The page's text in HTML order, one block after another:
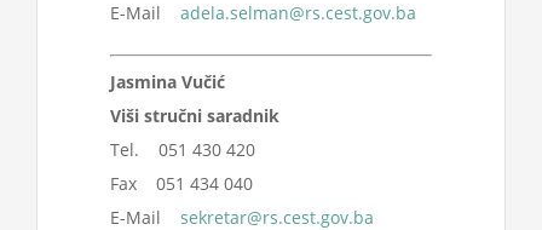
E-Mail adela.selman@rs.cest.gov.ba
Jasmina Vučić
Viši stručni saradnik
Tel. 051 430 420
Fax 051 434 040
E-Mail sekretar@rs.cest.gov.ba